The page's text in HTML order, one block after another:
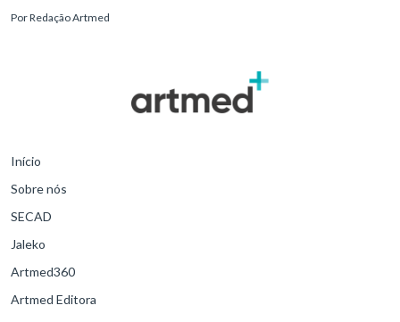
PorRedação Artmed
Início
Sobre nós
SECAD
Jaleko
Artmed360
Artmed Editora